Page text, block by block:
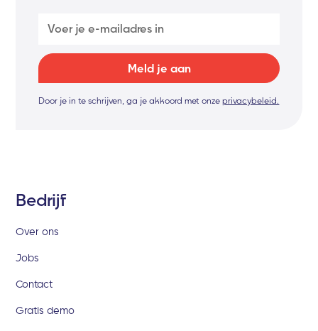
Door je in te schrijven, ga je akkoord met onzeprivacybeleid.
Bedrijf
Over ons
Jobs
Contact
Gratis demo